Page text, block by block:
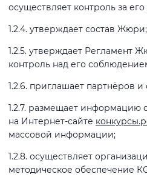
осуществляет контроль за
1.2.4. утверждает состав Жюри;
1.2.5. утверждает Регламент
контроль над его
1.2.6. приглашает партнёров
1.2.7. размещает информацию
на Интернет-сайте
массовой информации;
1.2.8. осуществляет
методическое обеспечение